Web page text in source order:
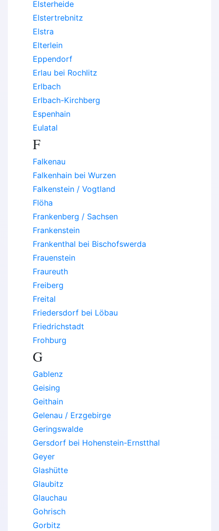
Elsterheide
Elstertrebnitz
Elstra
Elterlein
Eppendorf
Erlau bei Rochlitz
Erlbach
Erlbach-Kirchberg
Espenhain
Eulatal
F
Falkenau
Falkenhain bei Wurzen
Falkenstein / Vogtland
Flöha
Frankenberg / Sachsen
Frankenstein
Frankenthal bei Bischofswerda
Frauenstein
Fraureuth
Freiberg
Freital
Friedersdorf bei Löbau
Friedrichstadt
Frohburg
G
Gablenz
Geising
Geithain
Gelenau / Erzgebirge
Geringswalde
Gersdorf bei Hohenstein-Ernstthal
Geyer
Glashütte
Glaubitz
Glauchau
Gohrisch
Gorbitz